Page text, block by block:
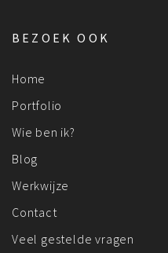
BEZOEK OOK
Home
Portfolio
Wie ben ik?
Blog
Werkwijze
Contact
Veel gestelde vragen